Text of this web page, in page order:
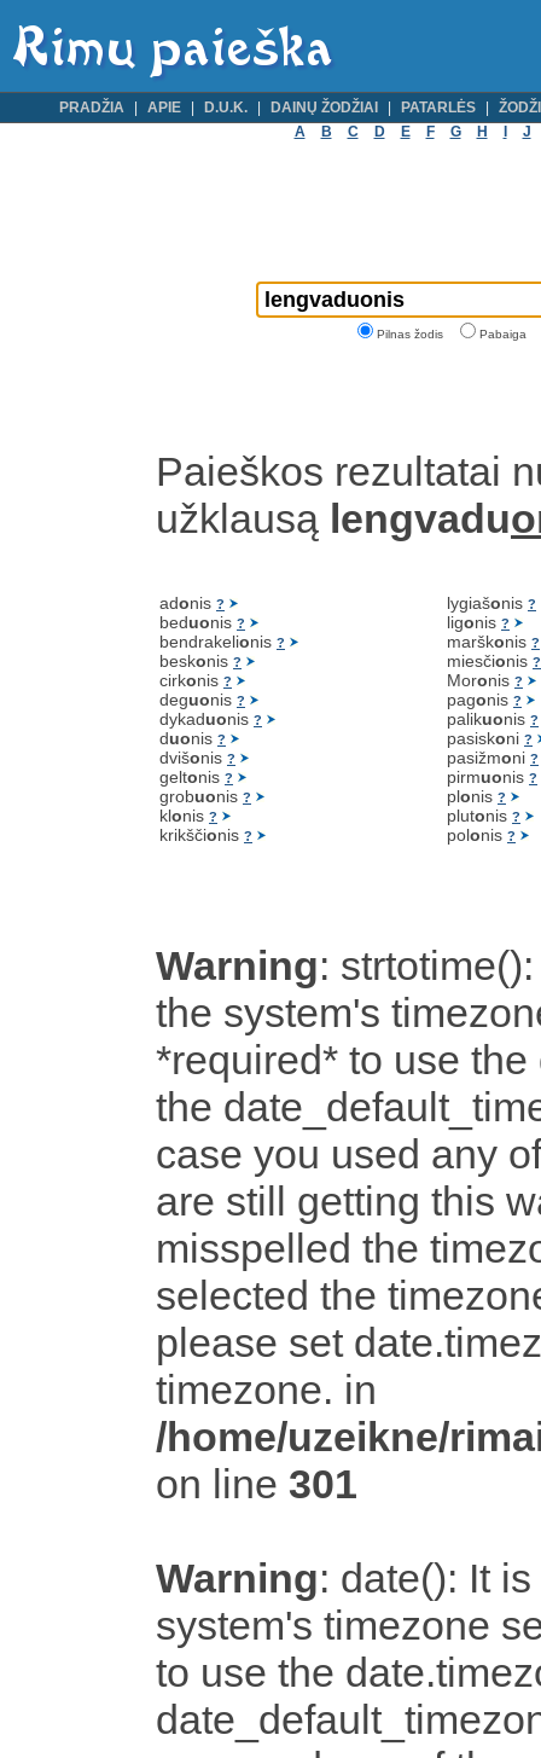
PRADŽIA APIE D.U.K. DAINŲ ŽODŽIAI PATARLĖS
A
B C D E F G H J
Pilnas žodis Pabaiga
Paieškos rezultatai
užklausą lengvadu
adonis ?
beduonis ?
bendrakelionis ?
beskonis ?
cirkonis ?
deguonis ?
dykaduonis ?
duonis ?
dvišonis ?
geltonis ?
grobuonis ?
klonis ?
krikščionis ?
lygiašonis ?
ligonis ?
marškonis ?
miesčionis ?
Moronis ?
pagonis ?
palikuonis ?
pasiskoni ?
pasižmoni ?
pirmuonis ?
plonis ?
plutonis ?
polonis ?
Warning:
the system's
*required* to use
the
case you used any
are still getting this
misspelled the
selected the
please set
timezone. in
/home/uzeikne/
on line 301
Warning: date(): It
system's timezone
to use the